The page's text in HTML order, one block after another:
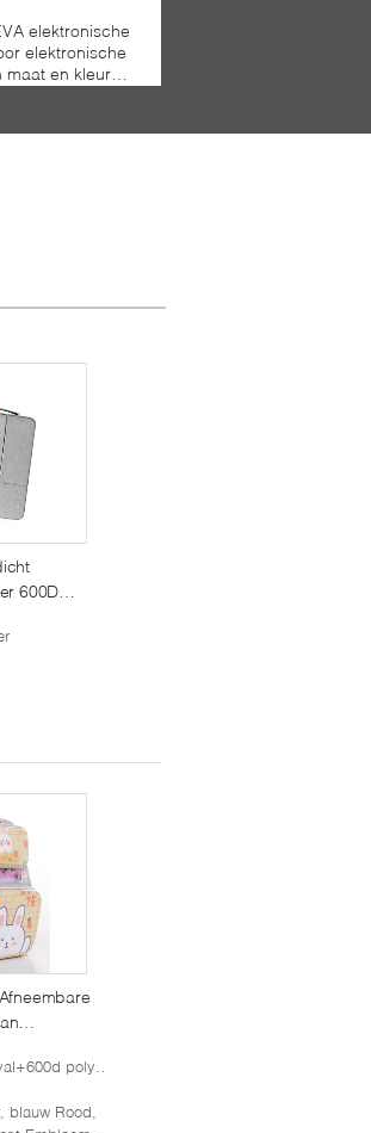
elektronische
elektronische
maat en kleur
600D
Air 13 Inch
polyester van EVA
blauw Rood,